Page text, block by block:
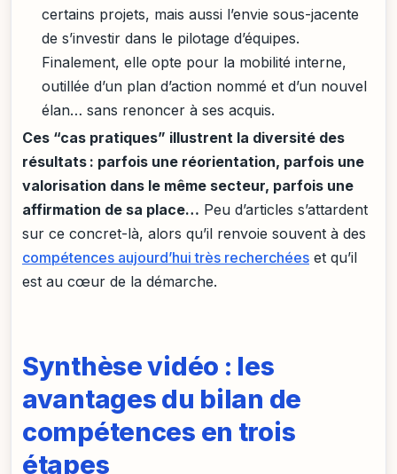
certains projets, mais aussi l’envie sous-jacente
de s’investir dans le pilotage d’équipes.
Finalement, elle opte pour la mobilité interne,
outillée d’un plan d’action nommé et d’un nouvel
élan… sans renoncer à ses acquis.
Ces “cas pratiques” illustrent la diversité des
résultats : parfois une réorientation, parfois une
valorisation dans le même secteur, parfois une
affirmation de sa place… Peu d’articles s’attardent
sur ce concret-là, alors qu’il renvoie souvent à des
compétences aujourd’hui très recherchées et qu’il
est au cœur de la démarche.
Synthèse vidéo : les
avantages du bilan de
compétences en trois
étapes